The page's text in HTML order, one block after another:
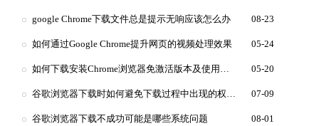
google Chrome下载文件总是提示无响应该怎么办 08-23
如何通过Google Chrome提升网页的视频处理效果 05-24
如何下载安装Chrome浏览器免激活版本及使用技巧 05-20
谷歌浏览器下载时如何避免下载过程中出现的权限设置错误 07-09
谷歌浏览器下载不成功可能是哪些系统问题 08-01